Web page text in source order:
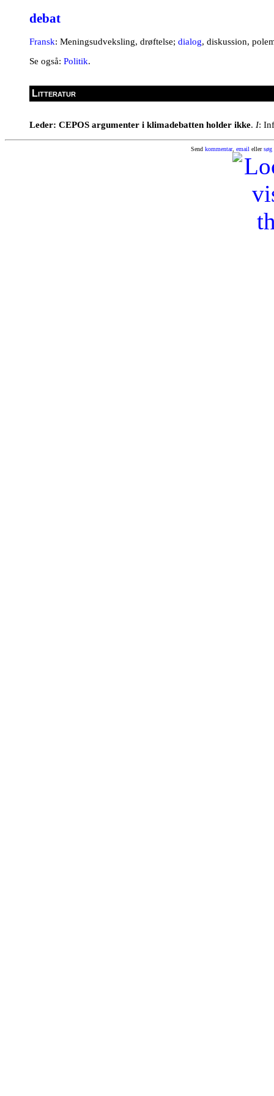
debat
Fransk: Meningsudveksling, drøftelse; dialog, diskussion,
Se også: Politik.
Litteratur
Leder: CEPOS argumenter i klimadebatten holder ikke. I:
Send kommentar, email ellersøg